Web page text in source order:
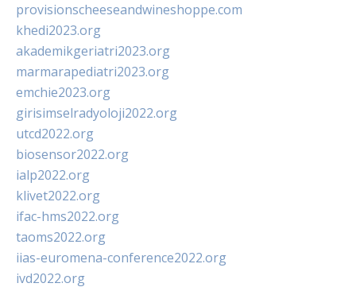
provisionscheeseandwineshoppe.com
khedi2023.org
akademikgeriatri2023.org
marmarapediatri2023.org
emchie2023.org
girisimselradyoloji2022.org
utcd2022.org
biosensor2022.org
ialp2022.org
klivet2022.org
ifac-hms2022.org
taoms2022.org
iias-euromena-conference2022.org
ivd2022.org